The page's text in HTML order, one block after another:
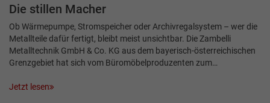
Die stillen Macher
Ob Wärmepumpe, Stromspeicher oder Archivregalsystem – wer die
Metallteile dafür fertigt, bleibt meist unsichtbar. Die Zambelli
Metalltechnik GmbH & Co. KG aus dem bayerisch-österreichischen
Grenzgebiet hat sich vom Büromöbelproduzenten zum…
Jetzt lesen